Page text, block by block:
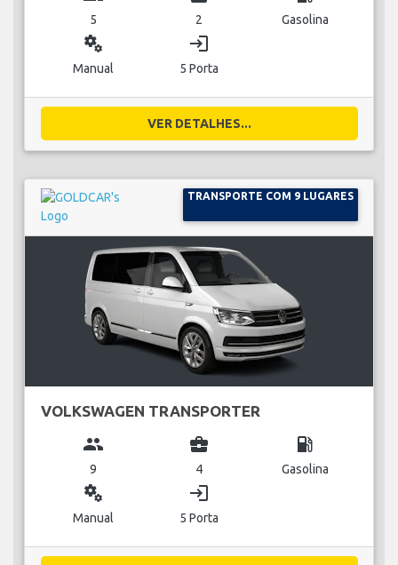
5 2 Gasolina
miscellaneous_services
Manual
login
5 Porta
VER DETALHES...
TRANSPORTE COM 9 LUGARES
VOLKSWAGEN TRANSPORTER
group
9
business_center
4
local_gas_station
Gasolina
miscellaneous_services
Manual
login
5 Porta